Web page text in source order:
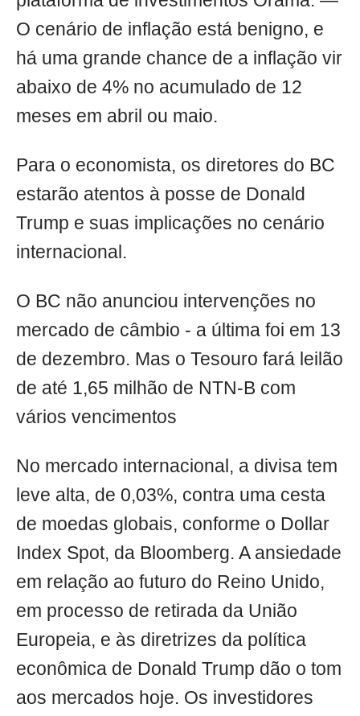
O cenário de inflação está benigno, e
há uma grande chance de a inflação vir
abaixo de 4% no acumulado de 12
meses em abril ou maio.
Para o economista, os diretores do BC
estarão atentos à posse de Donald
Trump e suas implicações no cenário
internacional.
O BC não anunciou intervenções no
mercado de câmbio - a última foi em 13
de dezembro. Mas o Tesouro fará leilão
de até 1,65 milhão de NTN-B com
vários vencimentos
No mercado internacional, a divisa tem
leve alta, de 0,03%, contra uma cesta
de moedas globais, conforme o Dollar
Index Spot, da Bloomberg. A ansiedade
em relação ao futuro do Reino Unido,
em processo de retirada da União
Europeia, e às diretrizes da política
econômica de Donald Trump dão o tom
aos mercados hoje. Os investidores